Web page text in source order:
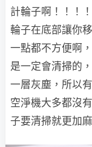
計輪子啊！！！
輪子在底部讓你
一點都不方便啊
是一定會清掃的
一層灰塵，所以
空淨機大多都沒
子要清掃就更加